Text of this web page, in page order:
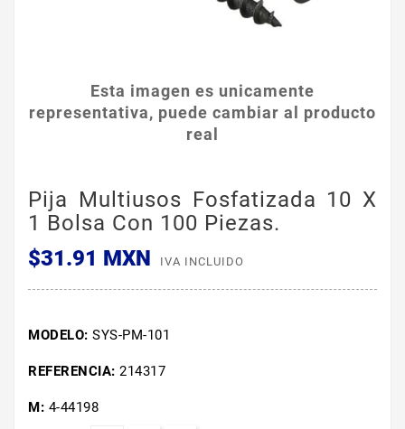
Esta imagen es unicamente
representativa, puede cambiar al producto
real
Pija Multiusos Fosfatizada 10 X
1 Bolsa Con 100 Piezas.
$31.91 MXN
IVA INCLUIDO
MODELO: SYS-PM-101
REFERENCIA: 214317
M: 4-44198